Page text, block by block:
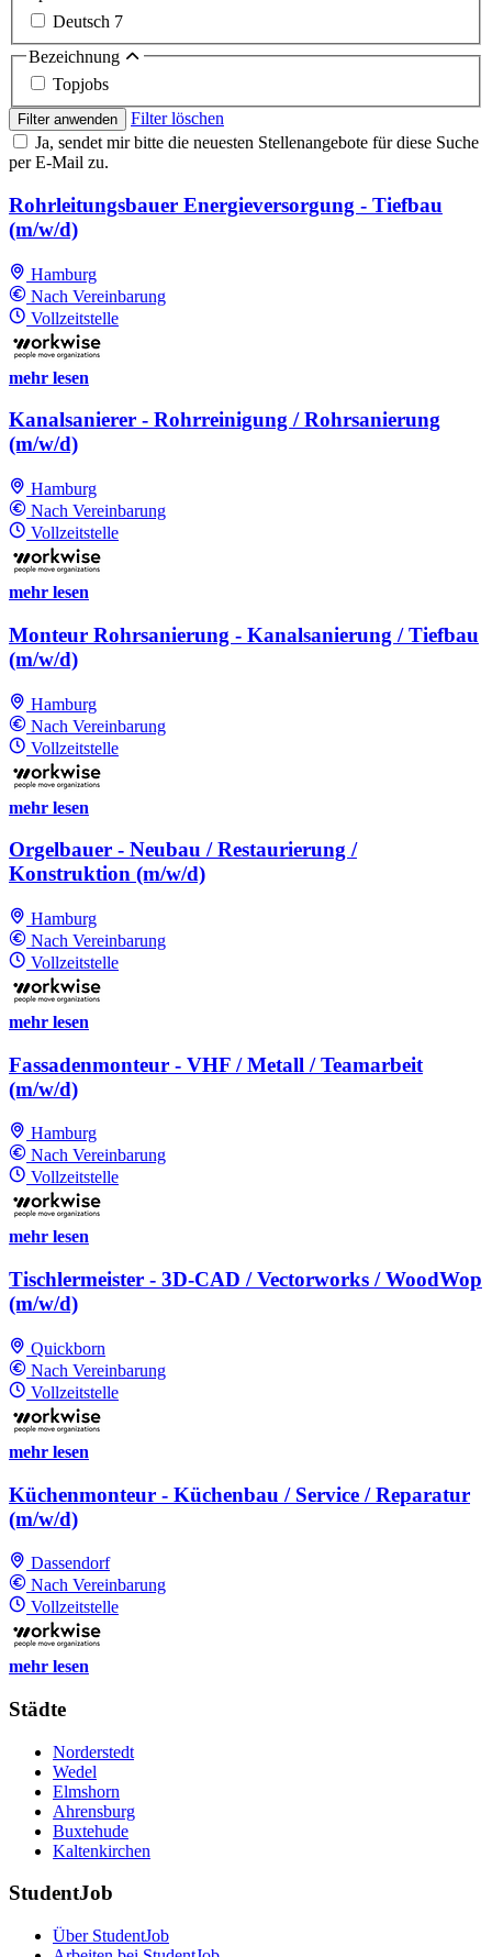
Deutsch 7
Bezeichnung
Topjobs
Filter anwenden
Filter löschen
Ja, sendet mir bitte die neuesten Stellenangebote für diese Suche
per E-Mail zu.
Rohrleitungsbauer Energieversorgung - Tiefbau
(m/w/d)
Hamburg
Nach Vereinbarung
Vollzeitstelle
mehr lesen
Kanalsanierer - Rohrreinigung / Rohrsanierung
(m/w/d)
Hamburg
Nach Vereinbarung
Vollzeitstelle
mehr lesen
Monteur Rohrsanierung - Kanalsanierung / Tiefbau
(m/w/d)
Hamburg
Nach Vereinbarung
Vollzeitstelle
mehr lesen
Orgelbauer - Neubau / Restaurierung /
Konstruktion (m/w/d)
Hamburg
Nach Vereinbarung
Vollzeitstelle
mehr lesen
Fassadenmonteur - VHF / Metall / Teamarbeit
(m/w/d)
Hamburg
Nach Vereinbarung
Vollzeitstelle
mehr lesen
Tischlermeister - 3D-CAD / Vectorworks / WoodWop
(m/w/d)
Quickborn
Nach Vereinbarung
Vollzeitstelle
mehr lesen
Küchenmonteur - Küchenbau / Service / Reparatur
(m/w/d)
Dassendorf
Nach Vereinbarung
Vollzeitstelle
mehr lesen
Städte
Norderstedt
Wedel
Elmshorn
Ahrensburg
Buxtehude
Kaltenkirchen
StudentJob
Über StudentJob